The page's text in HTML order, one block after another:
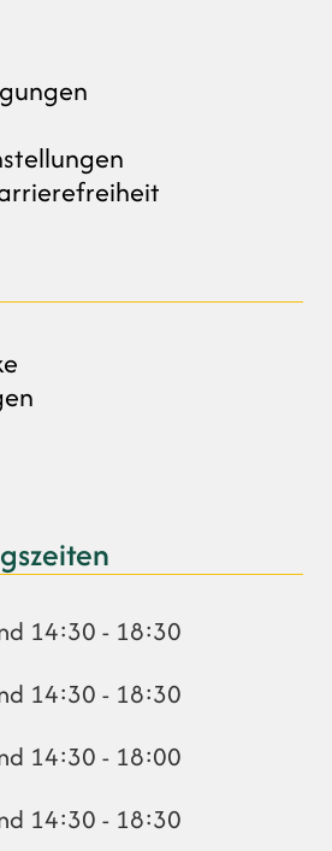
14:30 - 18:30
14:30 - 18:30
14:30 - 18:00
14:30 - 18:30